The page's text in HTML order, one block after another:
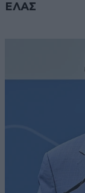
ΕΛΑΣ